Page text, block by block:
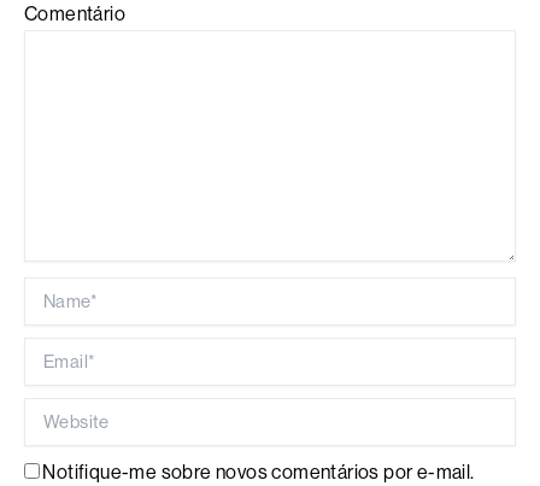
Comentário
Notifique-me sobre novos comentários por e-mail.